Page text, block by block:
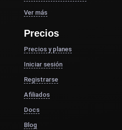
Ver más
Precios
Precios y planes
Iniciar sesión
Registrarse
Afiliados
Docs
Blog